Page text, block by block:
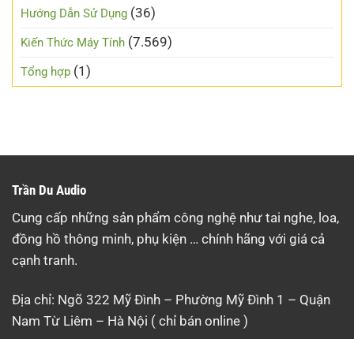
Hướng Dẫn Sử Dụng (36)
Kiến Thức Máy Tính (7.569)
Tổng hợp (1)
Trần Du Audio
Cung cấp những sản phẩm công nghệ như tai nghe, loa,
đồng hồ thông minh, phụ kiện … chính hãng với giá cả
cạnh tranh.
Địa chỉ: Ngõ 322 Mỹ Đình – Phường Mỹ Đình 1 – Quận
Nam Từ Liêm – Hà Nội ( chỉ bán online )